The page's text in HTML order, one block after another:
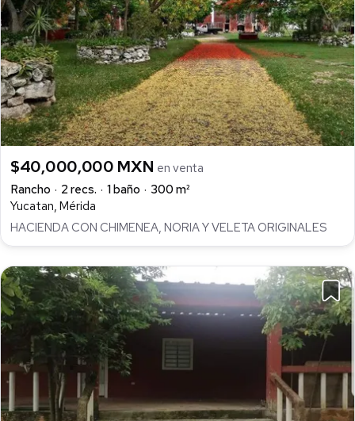
$40,000,000 MXN en venta
Rancho
2 recs. 1 baño
300 m²
Yucatan, Mérida
HACIENDA CON CHIMENEA, NORIA Y VELETA ORIGINALES